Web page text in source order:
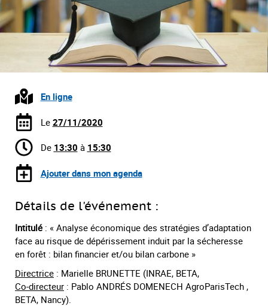
En ligne
Le 27/11/2020
De 13:30 à 15:30
Ajouter dans mon agenda
Détails de l'événement :
Intitulé : « Analyse économique des stratégies d’adaptation
face au risque de dépérissement induit par la sécheresse
en forêt : bilan financier et/ou bilan carbone »
Directrice : Marielle BRUNETTE (INRAE, BETA,
Co-directeur : Pablo ANDRÉS DOMENECH AgroParisTech ,
BETA, Nancy).